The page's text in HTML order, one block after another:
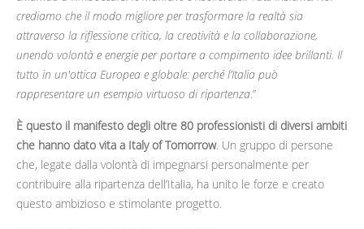
crediamo che il modo migliore per trasformare la realtà sia
attraverso la riflessione critica, la creatività e la collaborazione,
unendo volontà e energie per portare a compimento idee brillanti. Il
tutto in un'ottica Europea e globale: perché l’Italia può
rappresentare un esempio virtuoso di ripartenza.”
È questo il manifesto degli oltre 80 professionisti di diversi ambiti
che hanno dato vita a Italy of Tomorrow. Un gruppo di persone
che, legate dalla volontà di impegnarsi personalmente per
contribuire alla ripartenza dell’Italia, ha unito le forze e creato
questo ambizioso e stimolante progetto.